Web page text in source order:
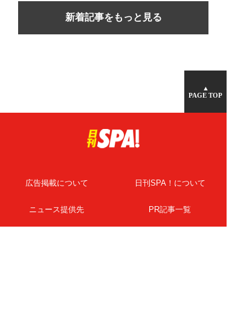
新着記事をもっと見る
▲
PAGE TOP
広告掲載について 日刊SPA！について
ニュース提供先 PR記事一覧